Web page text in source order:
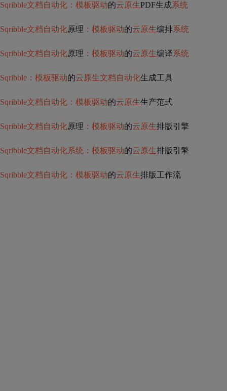
Sqribble文档自动化：模板驱动的云原生PDF生成系统
Sqribble文档自动化原理 ：模板驱动的云原生编排系统
Sqribble文档自动化原理 ：模板驱动的云原生编译系统
Sqribble：模板驱动的云原生文档自动化生成工具
Sqribble文档自动化：模板驱动的云原生生产范式
Sqribble文档自动化原理 ：模板驱动的云原生排版引擎
Sqribble文档自动化系统：模板驱动的云原生排版引擎
Sqribble文档自动化：模板驱动的云原生排版工作流